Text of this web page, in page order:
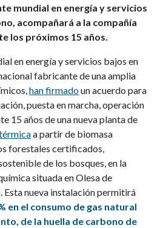
mundial en energía y servicios
acompañará a la compañía
los próximos 15 años.
en energía y servicios bajos en
fabricante de una amplia
han firmadoun acuerdo para
puesta en marcha, operación
15 años de una nueva planta de
a partir de biomasa
forestales certificados,
de los bosques, en la
situada en Olesa de
nueva instalación permitirá
en el consumo de gas natural
de la huella de carbono de